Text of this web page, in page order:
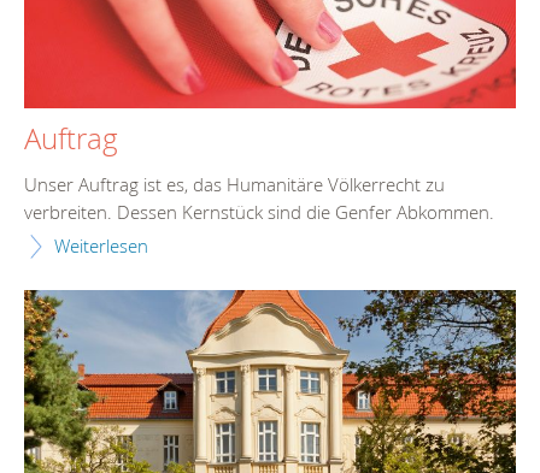
Auftrag
Unser Auftrag ist es, das Humanitäre Völkerrecht zu
verbreiten. Dessen Kernstück sind die Genfer Abkommen.
Weiterlesen